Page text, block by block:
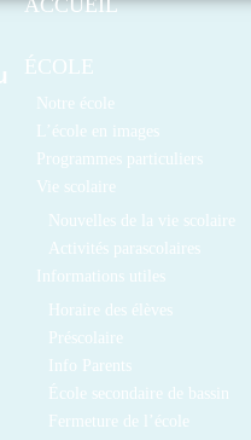
ACCUEIL
ÉCOLE
Notre école
L’école en images
Programmes particuliers
Vie scolaire
Nouvelles de la vie scolaire
Activités parascolaires
Informations utiles
Horaire des élèves
Préscolaire
Info Parents
École secondaire de bassin
Fermeture de l’école